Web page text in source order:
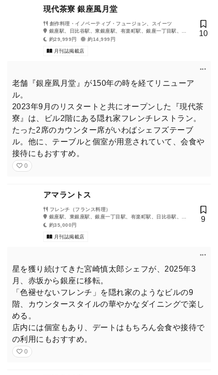
購入はこちら
現代茶寮 銀座風月堂
創作料理・イノベーティブ・フュージョン、スイーツ
銀座駅、日比谷駅、東銀座駅、有楽町駅、銀座一丁目駅、内
幸町駅、新橋駅
約29,999円 約14,999円
月刊誌掲載店
10
老舗『銀座凮月堂』が150年の時を経てリニューア
ル。
2023年9月のリスタートと共にオープンした『現代茶
寮』は、ビル2階にある隠れ家フレンチレストラン。
たった2席のカウンター席がいわばシェフズテーブ
ル。他に、テーブルと個室が用意されていて、会食や
接待にもおすすめ。
0
アマラントス
フレンチ（フランス料理）
銀座駅、東銀座駅、銀座一丁目駅、有楽町駅、日比谷駅、新
橋駅約35,000円
月刊誌掲載店
9
星を獲り続けてきた宮崎慎太郎シェフが、2025年3
月、赤坂から銀座に移転。
「色褪せないフレンチ」を隠れ家のようなビルの9
階、カウンタースタイルの華やかなダイニングで楽し
める。
店内には個室もあり、デートはもちろん会食や接待で
の利用にもおすすめ。
0